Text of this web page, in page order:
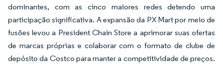
dominantes, com as cinco maiores redes detendo uma
participação significativa. A expansão da PX Mart por meio de
fusões levou a President Chain Store a aprimorar suas ofertas
de marcas próprias e colaborar com o formato de clube de
depósito da Costco para manter a competitividade de preços.